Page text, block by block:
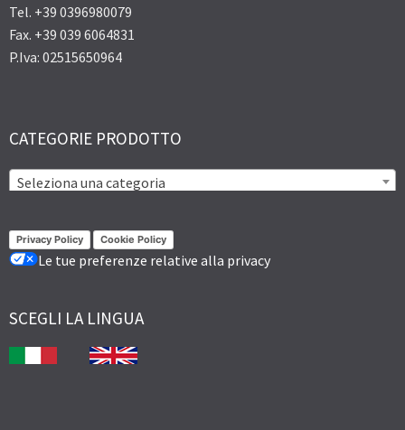
Tel. +39 0396980079
Fax. +39 039 6064831
P.Iva: 02515650964
CATEGORIE PRODOTTO
Seleziona una categoria
Privacy Policy Cookie Policy
Le tue preferenze relative alla privacy
SCEGLI LA LINGUA